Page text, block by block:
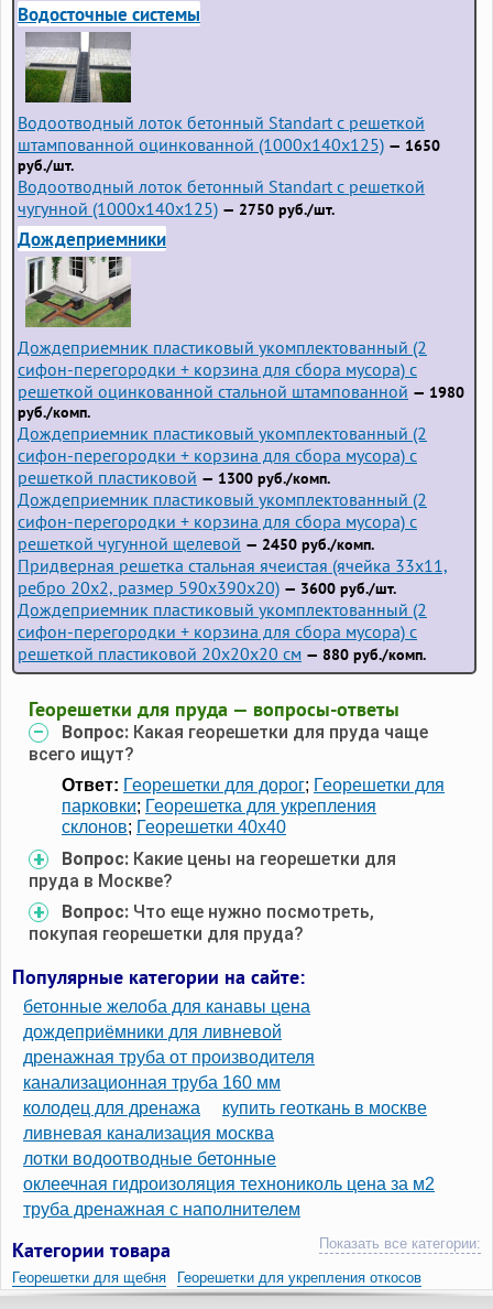
Водосточные системы
Водоотводный лоток бетонный Standart с решеткой
штампованной оцинкованной (1000x140x125) — 1650
руб./шт.
Водоотводный лоток бетонный Standart с решеткой
чугунной (1000x140x125) — 2750 руб./шт.
Дождеприемники
Дождеприемник пластиковый укомплектованный (2
сифон-перегородки + корзина для сбора мусора) с
решеткой оцинкованной стальной штампованной — 1980
руб./комп.
Дождеприемник пластиковый укомплектованный (2
сифон-перегородки + корзина для сбора мусора) с
решеткой пластиковой — 1300 руб./комп.
Дождеприемник пластиковый укомплектованный (2
сифон-перегородки + корзина для сбора мусора) с
решеткой чугунной щелевой — 2450 руб./комп.
Придверная решетка стальная ячеистая (ячейка 33x11,
ребро 20x2, размер 590x390x20) — 3600 руб./шт.
Дождеприемник пластиковый укомплектованный (2
сифон-перегородки + корзина для сбора мусора) с
решеткой пластиковой 20х20х20 см — 880 руб./комп.
Георешетки для пруда — вопросы-ответы
Вопрос: Какая георешетки для пруда чаще
всего ищут?
Ответ: Георешетки для дорог; Георешетки для
парковки; Георешетка для укрепления
склонов; Георешетки 40х40
Вопрос: Какие цены на георешетки для
пруда в Москве?
Вопрос: Что еще нужно посмотреть,
покупая георешетки для пруда?
Популярные категории на сайте:
бетонные желоба для канавы цена
дождеприёмники для ливневой
дренажная труба от производителя
канализационная труба 160 мм
колодец для дренажа
купить геоткань в москве
ливневая канализация москва
лотки водоотводные бетонные
оклеечная гидроизоляция технониколь цена за м2
труба дренажная с наполнителем
Категории товара Показать все категории:
Георешетки для щебня Георешетки для укрепления откосов